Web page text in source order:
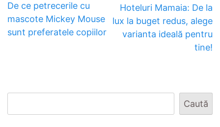
De ce petrecerile cu
mascote Mickey Mouse
sunt preferatele copiilor
Hoteluri Mamaia: De la
lux la buget redus, alege
varianta ideală pentru
tine!
Caută